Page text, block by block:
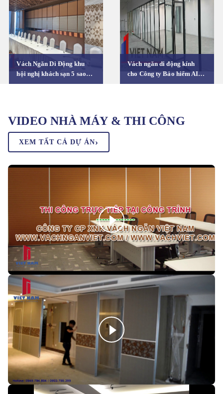
Vách Ngăn Di Động khu
hội nghị khách sạn 5 sao
APEC MANDALA
Vách ngăn di động kính
cho Công ty Bảo hiểm AIA,
Thanh Hóa
VIDEO NHÀ MÁY & THI CÔNG
XEM TẤT CẢ DỰ ÁN›